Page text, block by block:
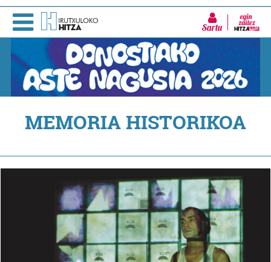
Sartu
MEMORIA HISTORIKOA